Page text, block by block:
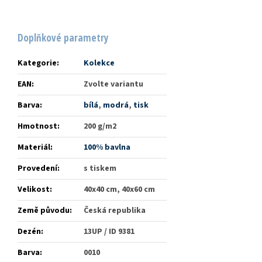
Doplňkové parametry
Kategorie:
Kolekce
EAN:
Zvolte variantu
Barva: bílá, modrá, tisk
Hmotnost:
200 g/m2
Materiál:
100% bavlna
Provedení:
s tiskem
Velikost:
40x40 cm, 40x60 cm
Země původu:
Česká republika
Dezén:
13UP / ID 9381
Barva: 0010